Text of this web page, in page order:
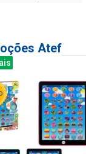
Atef